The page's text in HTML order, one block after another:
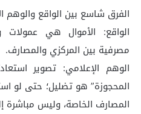
الفرق شاسع بين الواقع والوهم
الواقع: الأموال هي
مصرفية بين المركزي والمصارف.
الوهم الإعلامي: تصوير
المحجوزة” هو تضليل؛ حتى لو
المصارف الخاصة، وليس مباشرة